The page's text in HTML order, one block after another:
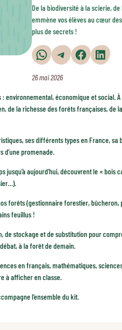
De la biodiversité à la scierie,
emmène vos élèves au cœur
plus de secrets !
Partager sur WhatsApp Partager sur Telegram Partager sur Facebook Partager sur LinkedIn
26 mai 2026
économique et social.
de la richesse des forêts françaises,
ses différents types en France,
d’une promenade.
jusqu’à aujourd’hui, découvrent le «
forêts (gestionnaire forestier,
feuillus !
de stockage et de substitution pour
à la forêt de demain.
en français, mathématiques,
à afficher en classe.
l’ensemble du kit.